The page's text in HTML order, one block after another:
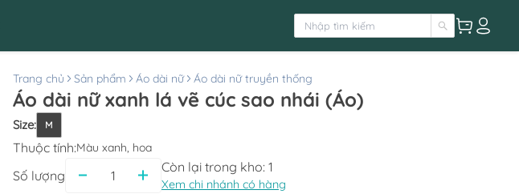
Trang chủ Sản phẩm Áo dài nữ Áo dài nữ truyền thống
Áo dài nữ xanh lá vẽ cúc sao nhái (Áo)
Size: M
Thuộc tính:Màu xanh, hoa
Số lượng
Còn lại trong kho: 1
Xem chi nhánh có hàng